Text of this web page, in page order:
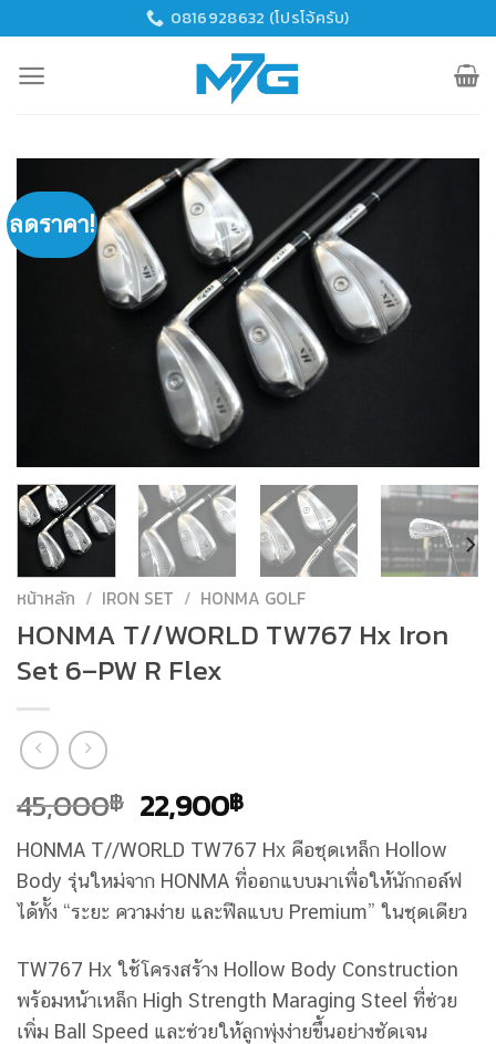
content
0816928632 (โปรโจ้ครับ)
ลดราคา!
หน้าหลัก / IRON SET / HONMA GOLF
HONMA T//WORLD TW767 Hx Iron
Set 6–PW R Flex
45,000฿ Original
price
was:
45,000฿.
22,900฿Current
price
is:
22,900฿.
HONMA T//WORLD TW767 Hx คือชุดเหล็ก Hollow
Body รุ่นใหม่จาก HONMA ที่ออกแบบมาเพื่อให้นักกอล์ฟ
ได้ทั้ง “ระยะ ความง่าย และฟีลแบบ Premium” ในชุดเดียว
TW767 Hx ใช้โครงสร้าง Hollow Body Construction
พร้อมหน้าเหล็ก High Strength Maraging Steel ที่ช่วย
เพิ่ม Ball Speed และช่วยให้ลูกพุ่งง่ายขึ้นอย่างชัดเจน